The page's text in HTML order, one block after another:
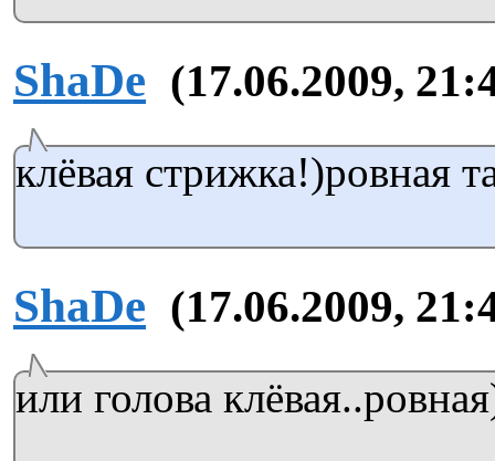
ShaDe (17.06.2009,
клёвая стрижка!)ровная
ShaDe (17.06.2009,
или голова